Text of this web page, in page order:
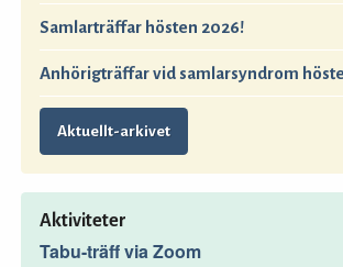
Samlarträffar hösten 2026!
Anhörigträffar vid samlarsyndrom
Aktuellt-arkivet
Aktiviteter
Tabu-träff via Zoom